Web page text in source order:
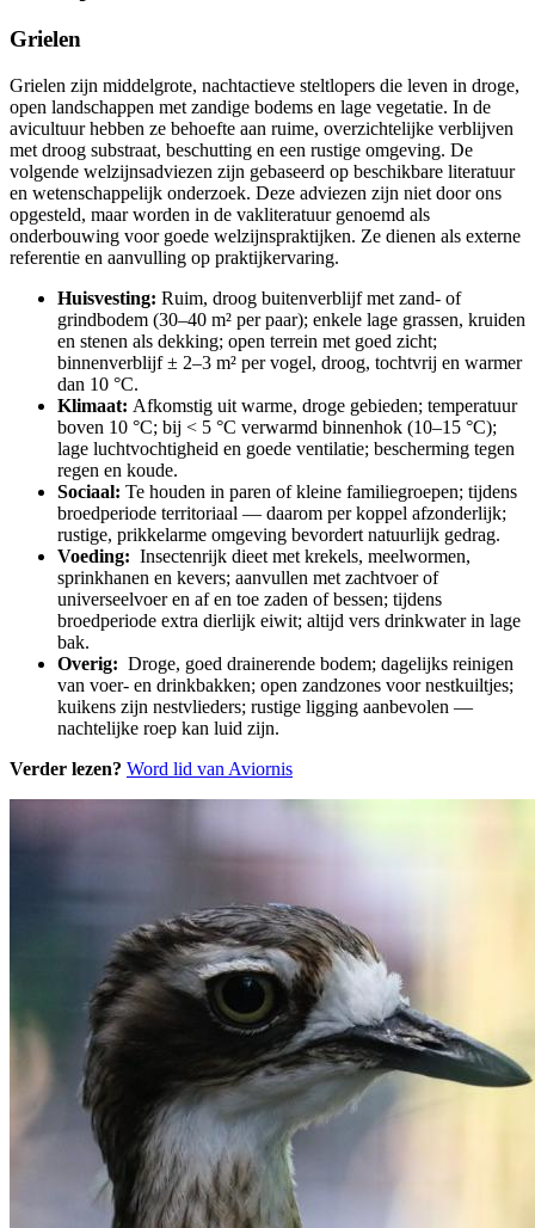
Grielen
Grielen zijn middelgrote, nachtactieve steltlopers die leven in droge,
open landschappen met zandige bodems en lage vegetatie. In de
avicultuur hebben ze behoefte aan ruime, overzichtelijke verblijven
met droog substraat, beschutting en een rustige omgeving. De
volgende welzijnsadviezen zijn gebaseerd op beschikbare literatuur
en wetenschappelijk onderzoek. Deze adviezen zijn niet door ons
opgesteld, maar worden in de vakliteratuur genoemd als
onderbouwing voor goede welzijnspraktijken. Ze dienen als externe
referentie en aanvulling op praktijkervaring.
Huisvesting: Ruim, droog buitenverblijf met zand- of
grindbodem (30–40 m² per paar); enkele lage grassen, kruiden
en stenen als dekking; open terrein met goed zicht;
binnenverblijf ± 2–3 m² per vogel, droog, tochtvrij en warmer
dan 10 °C.
Klimaat: Afkomstig uit warme, droge gebieden; temperatuur
boven 10 °C; bij < 5 °C verwarmd binnenhok (10–15 °C);
lage luchtvochtigheid en goede ventilatie; bescherming tegen
regen en koude.
Sociaal: Te houden in paren of kleine familiegroepen; tijdens
broedperiode territoriaal — daarom per koppel afzonderlijk;
rustige, prikkelarme omgeving bevordert natuurlijk gedrag.
Voeding: Insectenrijk dieet met krekels, meelwormen,
sprinkhanen en kevers; aanvullen met zachtvoer of
universeelvoer en af en toe zaden of bessen; tijdens
broedperiode extra dierlijk eiwit; altijd vers drinkwater in lage
bak.
Overig: Droge, goed drainerende bodem; dagelijks reinigen
van voer- en drinkbakken; open zandzones voor nestkuiltjes;
kuikens zijn nestvlieders; rustige ligging aanbevolen —
nachtelijke roep kan luid zijn.
Verder lezen? Word lid van Aviornis